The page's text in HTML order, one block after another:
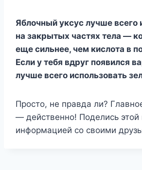
Яблочный уксус лучше всего
на закрытых частях тела —
еще сильнее, чем кислота в
Если у тебя вдруг появился
лучше всего использовать
Просто, не правда ли?
— действенно! Поделись этой
информацией со своими